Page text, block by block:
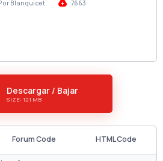
Blanquicet
7663
Descargar / Bajar
SIZE: 12.1 MB
Forum Code HTML Code